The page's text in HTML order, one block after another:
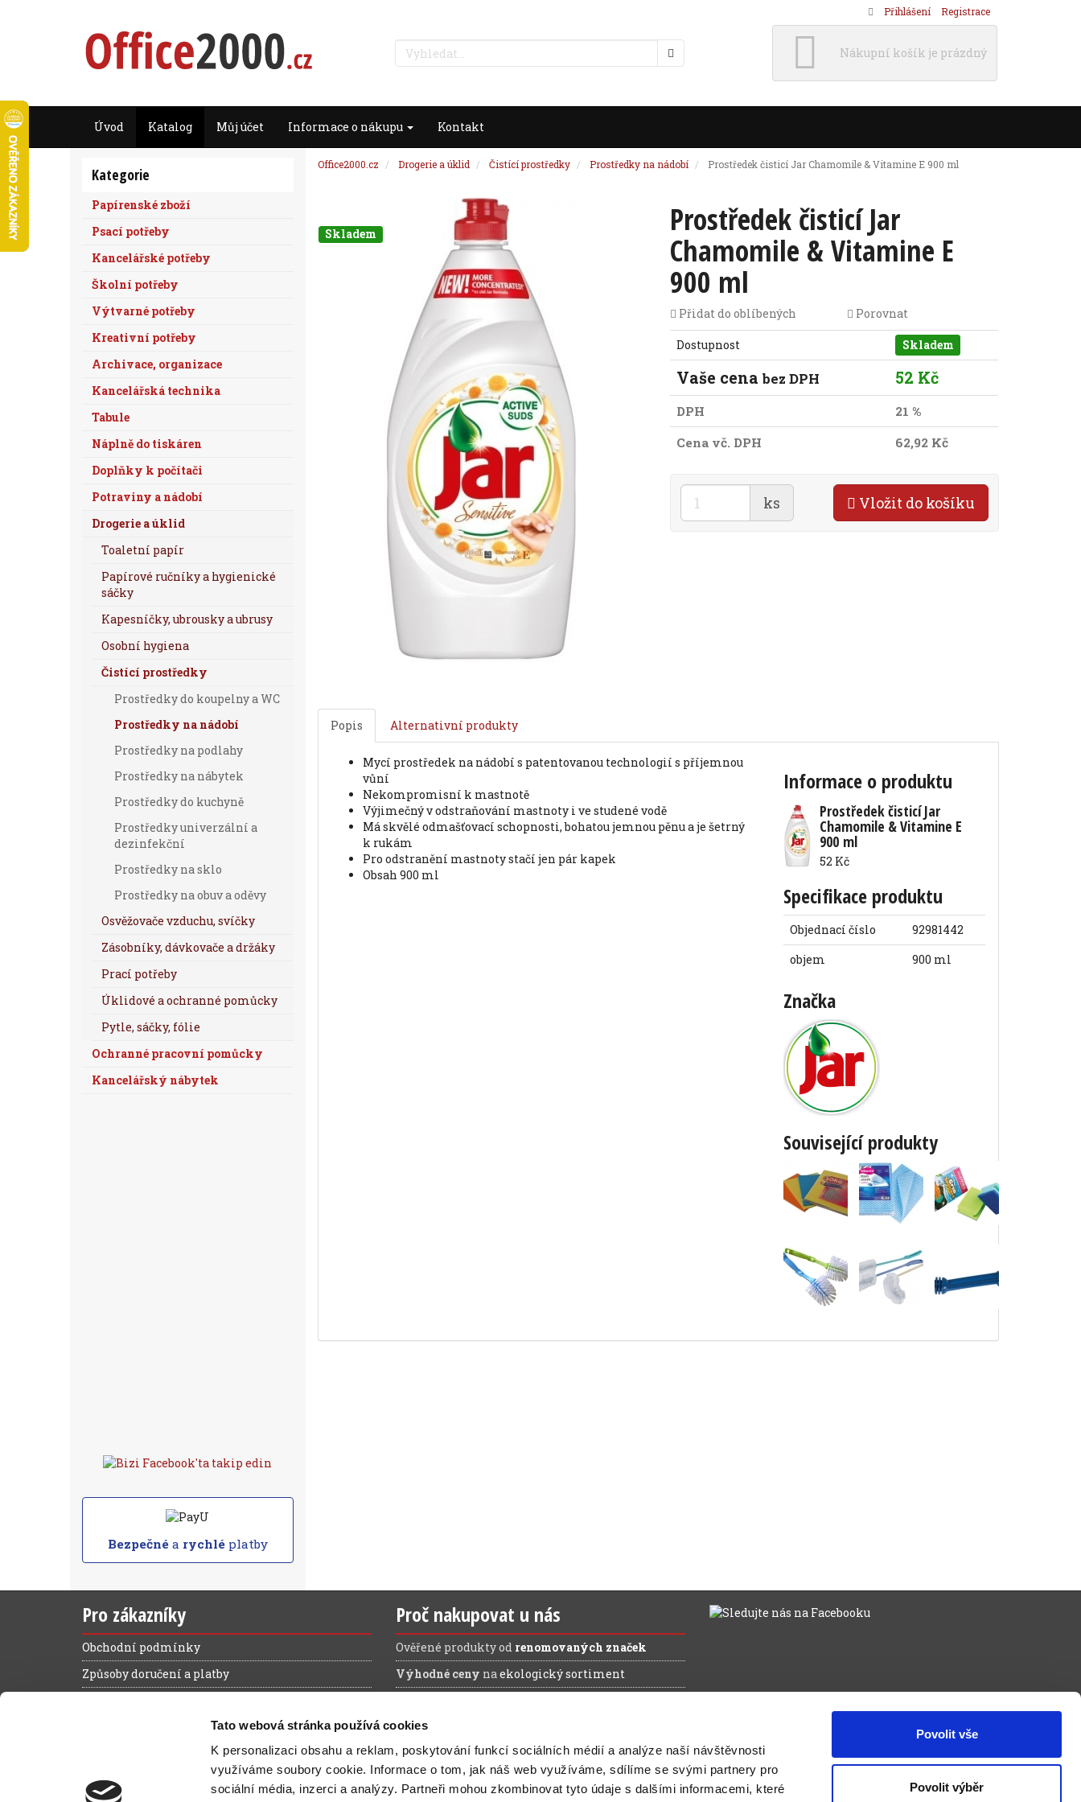
Tato webová stránka používá cookies
K personalizaci obsahu a reklam, poskytování funkcí sociálních médií a analýze naší návštěvnosti
využíváme soubory cookie. Informace o tom, jak náš web využíváme, sdílíme se svými partnery pro
sociální média, inzerci a analýzy. Partneři mohou zkombinovat tyto údaje s dalšími informacemi, které
Povolit vše
Povolit výběr
Nákupní košík je prázdný
Úvod Katalog Můj účet Informace o nákupu Kontakt
Office2000.cz Drogerie a úklid Čistící prostředky Prostředky na nádobí Prostředek čisticí Jar Chamomile & Vitamine E 900 ml
Prostředek čisticí Jar
Chamomile & Vitamine E
900 ml
Přidat do oblíbených Porovnat
Dostupnost Skladem
Vaše cenabez DPH 52 Kč
DPH
21 %
Cena vč. DPH
62,92 Kč
ks Vložit do košíku
Skladem
Popis Alternativní produkty
mycí prostředek na nádobí s patentovanou technologií s příjemnou
vůní
nekompromisní k mastnotě
výjimečný v odstraňování mastnoty i ve studené vodě
má skvělé odmašťovací schopnosti, bohatou jemnou pěnu a je šetrný
k rukám
pro odstranění mastnoty stačí jen pár kapek
obsah 900 ml
Informace o produktu
Prostředek čisticí Jar
Chamomile & Vitamine E
900 ml
52 Kč
Specifikace produktu
Objednací číslo
92981442
objem
900 ml
Značka
Související produkty
Kategorie
Papírenské zboží
Psací potřeby
Kancelářské potřeby
Školní potřeby
Výtvarné potřeby
Kreativní potřeby
Archivace, organizace
Kancelářská technika
Tabule
Náplně do tiskáren
Doplňky k počítači
Potraviny a nádobí
Drogerie a úklid
Toaletní papír
Papírové ručníky a hygienické
sáčky
Kapesníčky, ubrousky a ubrusy
Osobní hygiena
Čistící prostředky
Prostředky do koupelny a WC
Prostředky na nádobí
Prostředky na podlahy
Prostředky na nábytek
Prostředky do kuchyně
Prostředky univerzální a
dezinfekční
Prostředky na sklo
Prostředky na obuv a oděvy
Osvěžovače vzduchu, svíčky
Zásobníky, dávkovače a držáky
Prací potřeby
Úklidové a ochranné pomůcky
Pytle, sáčky, fólie
Ochranné pracovní pomůcky
Kancelářský nábytek
Bezpečnéa rychléplatby
Pro zákazníky
Obchodní podmínky
Způsoby doručení a platby
Ochrana osobních údajů
Magazín zelená kancelář
Proč nakupovat u nás
Ověřené produkty od renomovaných značek
Výhodné ceny na ekologický sortiment
Přihlášení Registrace